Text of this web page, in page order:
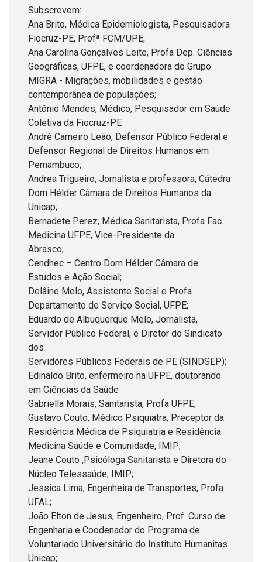
Subscrevem:
Ana Brito, Médica Epidemiologista, Pesquisadora
Fiocruz-PE, Profª FCM/UPE;
Ana Carolina Gonçalves Leite, Profa Dep. Ciências
Geográficas, UFPE, e coordenadora do Grupo
MIGRA - Migrações, mobilidades e gestão
contemporânea de populações;
Antônio Mendes, Médico, Pesquisador em Saúde
Coletiva da Fiocruz-PE
André Carneiro Leão, Defensor Público Federal e
Defensor Regional de Direitos Humanos em
Pernambuco;
Andrea Trigueiro, Jornalista e professora, Cátedra
Dom Hélder Câmara de Direitos Humanos da
Unicap;
Bernadete Perez, Médica Sanitarista, Profa Fac.
Medicina UFPE, Vice-Presidente da
Abrasco;
Cendhec – Centro Dom Hélder Câmara de
Estudos e Ação Social;
Delâine Melo, Assistente Social e Profa
Departamento de Serviço Social, UFPE;
Eduardo de Albuquerque Melo, Jornalista,
Servidor Público Federal, e Diretor do Sindicato
dos
Servidores Públicos Federais de PE (SINDSEP);
Edinaldo Brito, enfermeiro na UFPE, doutorando
em Ciências da Saúde
Gabriella Morais, Sanitarista, Profa UFPE;
Gustavo Couto, Médico Psiquiatra, Preceptor da
Residência Médica de Psiquiatria e Residência
Medicina Saúde e Comunidade, IMIP;
Jeane Couto ,Psicóloga Sanitarista e Diretora do
Núcleo Telessaúde, IMIP;
Jessica Lima, Engenheira de Transportes, Profa
UFAL;
João Elton de Jesus, Engenheiro, Prof. Curso de
Engenharia e Coodenador do Programa de
Voluntariado Universitário do Instituto Humanitas
Unicap;